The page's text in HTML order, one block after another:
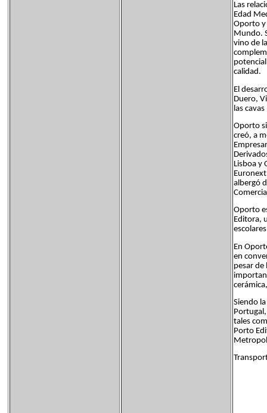
Las
Edad
Oporto y
Mundo.
vino de
calidad.
El
Duero,
las
Oporto
creó, a
Lisboa y
albergó
Oporto
Editora,
En
en
pesar
Siendo
tales
Porto